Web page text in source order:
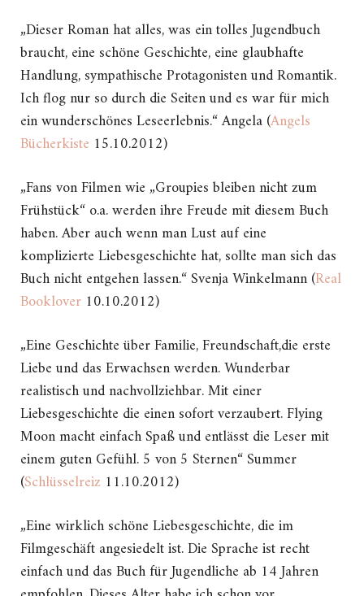
„Dieser Roman hat alles, was ein tolles Jugendbuch
braucht, eine schöne Geschichte, eine glaubhafte
Handlung, sympathische Protagonisten und Romantik.
Ich flog nur so durch die Seiten und es war für mich
ein wunderschönes Leseerlebnis.“ Angela (Angels
Bücherkiste 15.10.2012)
„Fans von Filmen wie „Groupies bleiben nicht zum
Frühstück“ o.a. werden ihre Freude mit diesem Buch
haben. Aber auch wenn man Lust auf eine
komplizierte Liebesgeschichte hat, sollte man sich das
Buch nicht entgehen lassen.“ Svenja Winkelmann (Real
Booklover 10.10.2012)
„Eine Geschichte über Familie, Freundschaft,die erste
Liebe und das Erwachsen werden. Wunderbar
realistisch und nachvollziehbar. Mit einer
Liebesgeschichte die einen sofort verzaubert. Flying
Moon macht einfach Spaß und entlässt die Leser mit
einem guten Gefühl. 5 von 5 Sternen“ Summer
(Schlüsselreiz 11.10.2012)
„Eine wirklich schöne Liebesgeschichte, die im
Filmgeschäft angesiedelt ist. Die Sprache ist recht
einfach und das Buch für Jugendliche ab 14 Jahren